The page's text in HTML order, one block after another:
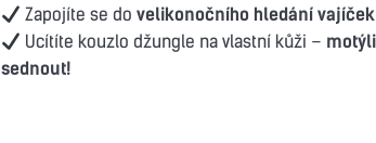
Zapojíte se do velikonočního hledání
Ucítíte kouzlo džungle na vlastní kůži –
sednout!